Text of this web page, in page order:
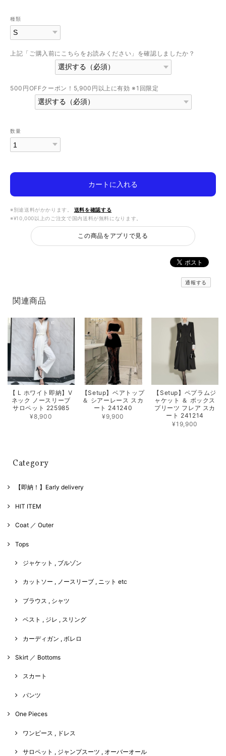
種類
上記「ご購入前にこちらをお読みください」を確認しましたか？
500円OFFクーポン！5,900円以上に有効 ※1回限定
数量
カートに入れる
※別途送料がかかります。
送料を確認する
※¥10,000以上のご注文で国内送料が無料になります。
この商品をアプリで見る
通報する
関連商品
【 L ホワイト即納】V
ネック ノースリーブ
サロペット 225985
¥8,900
【Setup】ベアトップ
＆ シアーレース スカ
ート 241240
¥9,900
【Setup】ペプラムジ
ャケット ＆ ボックス
プリーツ フレア スカ
ート 241214
¥19,900
Category
【即納！】Early delivery
HIT ITEM
Coat ／ Outer
Tops
ジャケット , ブルゾン
カットソー , ノースリーブ , ニット etc
ブラウス , シャツ
ベスト , ジレ , スリング
カーディガン , ボレロ
Skirt ／ Bottoms
スカート
パンツ
One Pieces
ワンピース , ドレス
サロペット , ジャンプスーツ , オーバーオール